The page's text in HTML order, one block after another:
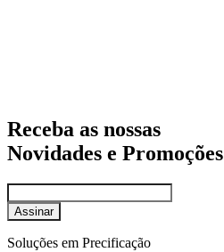
Receba as nossas
Novidades e Promoções
Assinar
Soluções em Precificação